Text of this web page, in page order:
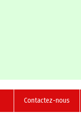
Contactez-nous